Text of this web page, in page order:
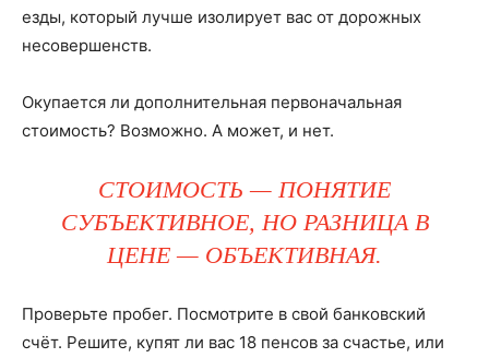
езды, который лучше изолирует вас от дорожных
несовершенств.
Окупается ли дополнительная первоначальная
стоимость? Возможно. А может, и нет.
СТОИМОСТЬ — ПОНЯТИЕ
СУБЪЕКТИВНОЕ, НО РАЗНИЦА В
ЦЕНЕ — ОБЪЕКТИВНАЯ.
Проверьте пробег. Посмотрите в свой банковский
счёт. Решите, купят ли вас 18 пенсов за счастье, или